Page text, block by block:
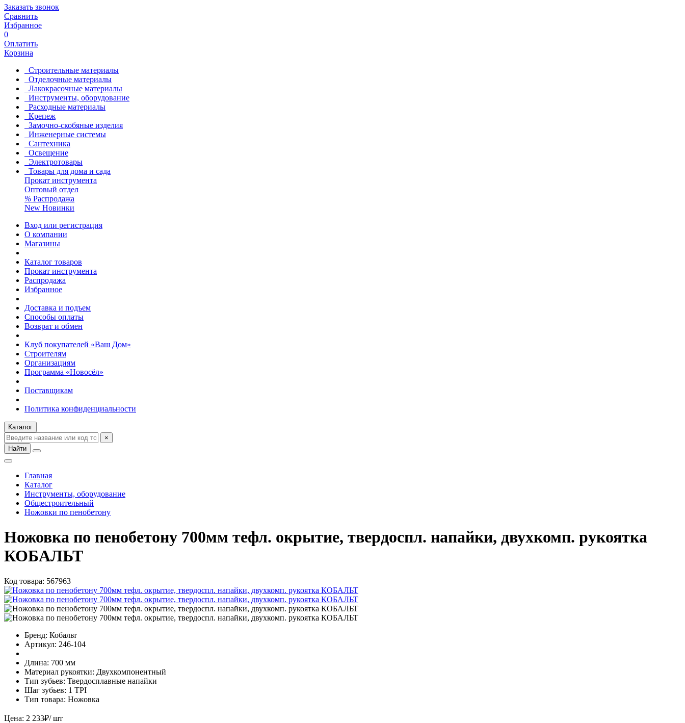
Заказать звонок
Сравнить
Избранное
0
Оплатить
Корзина
Строительные материалы
Отделочные материалы
Лакокрасочные материалы
Инструменты, оборудование
Расходные материалы
Крепеж
Замочно-скобяные изделия
Инженерные системы
Сантехника
Освещение
Электротовары
Товары для дома и сада
Прокат инструмента
Оптовый отдел
% Распродажа
New Новинки
Вход или регистрация
О компании
Магазины
Каталог товаров
Прокат инструмента
Распродажа
Избранное
Доставка и подъем
Способы оплаты
Возврат и обмен
Клуб покупателей «Ваш Дом»
Строителям
Организациям
Программа «Новосёл»
Поставщикам
Политика конфиденциальности
Каталог
×
Найти
Главная
Каталог
Инструменты, оборудование
Общестроительный
Ножовки по пенобетону
Ножовка по пенобетону 700мм тефл. окрытие, твердоспл. напайки, двухкомп. рукоятка
КОБАЛЬТ
Код товара: 567963
Бренд: Кобальт
Артикул: 246-104
Длина: 700 мм
Материал рукоятки: Двухкомпонентный
Тип зубьев: Твердосплавные напайки
Шаг зубьев: 1 TPI
Тип товара: Ножовка
Цена: 2 233₽/ шт